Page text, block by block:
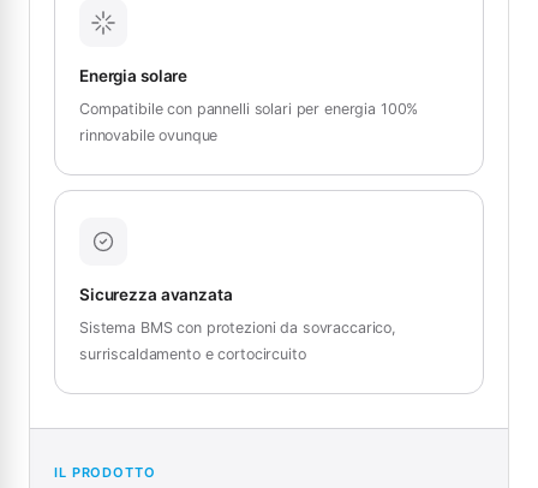
Energia solare
Compatibile con pannelli solari per energia 100%
rinnovabile ovunque
Sicurezza avanzata
Sistema BMS con protezioni da sovraccarico,
surriscaldamento e cortocircuito
IL PRODOTTO